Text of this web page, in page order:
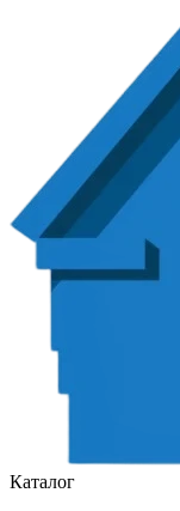
Каталог